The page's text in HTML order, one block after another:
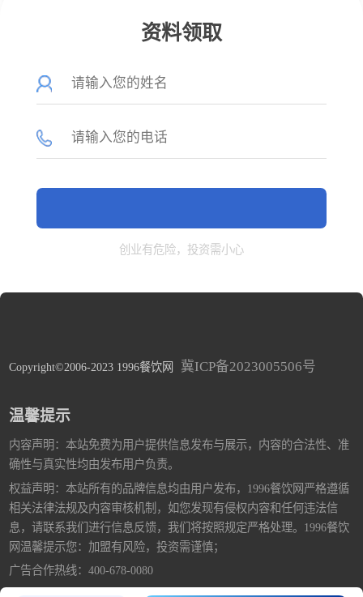
资料领取
创业有危险，投资需小心
Copyright©2006-2023 1996餐饮网 冀ICP备2023005506号
温馨提示
内容声明：本站免费为用户提供信息发布与展示，内容的合法性、准
确性与真实性均由发布用户负责。
权益声明：本站所有的品牌信息均由用户发布，1996餐饮网严格遵循
相关法律法规及内容审核机制，如您发现有侵权内容和任何违法信
息，请联系我们进行信息反馈，我们将按照规定严格处理。1996餐饮
网温馨提示您：加盟有风险，投资需谨慎；
广告合作热线：400-678-0080